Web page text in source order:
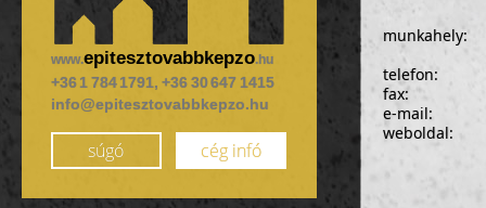
www.epitesztovabbkepzo.hu
+36 1 784 1791, +36 30 647 1415
info@epitesztovabbkepzo.hu
súgó cég infó
munkahely:
telefon:
fax:
e-mail:
weboldal: